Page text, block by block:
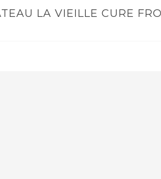
LA VIEILLE CURE